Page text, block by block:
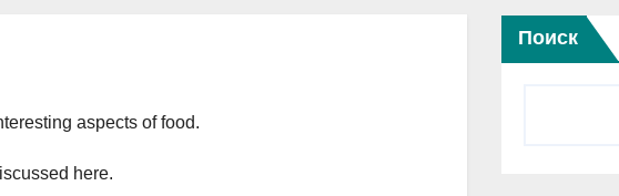
aspects of food.
here.
Поиск